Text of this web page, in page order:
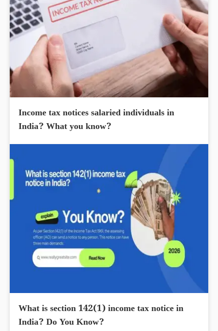
Income tax notices salaried individuals in
India? What you know?
What is section 142(1) income tax notice in
India? Do You Know?